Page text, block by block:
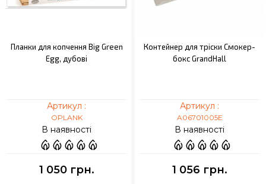
Планки для копчення Big Green
Egg, дубові
Артикул :
OPLANK
В наявності
1 050 грн.
Контейнер для тріски Смокер-
бокс GrandHall
Артикул :
A06701005E
В наявності
1 056 грн.